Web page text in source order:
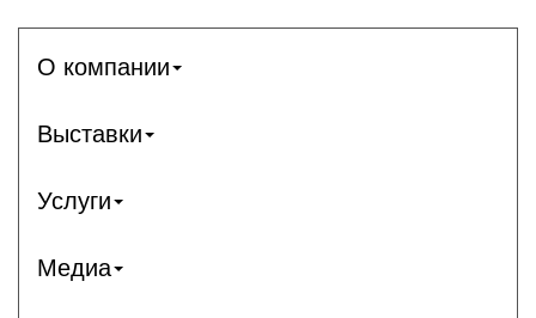
О компании
Выставки
Услуги
Медиа